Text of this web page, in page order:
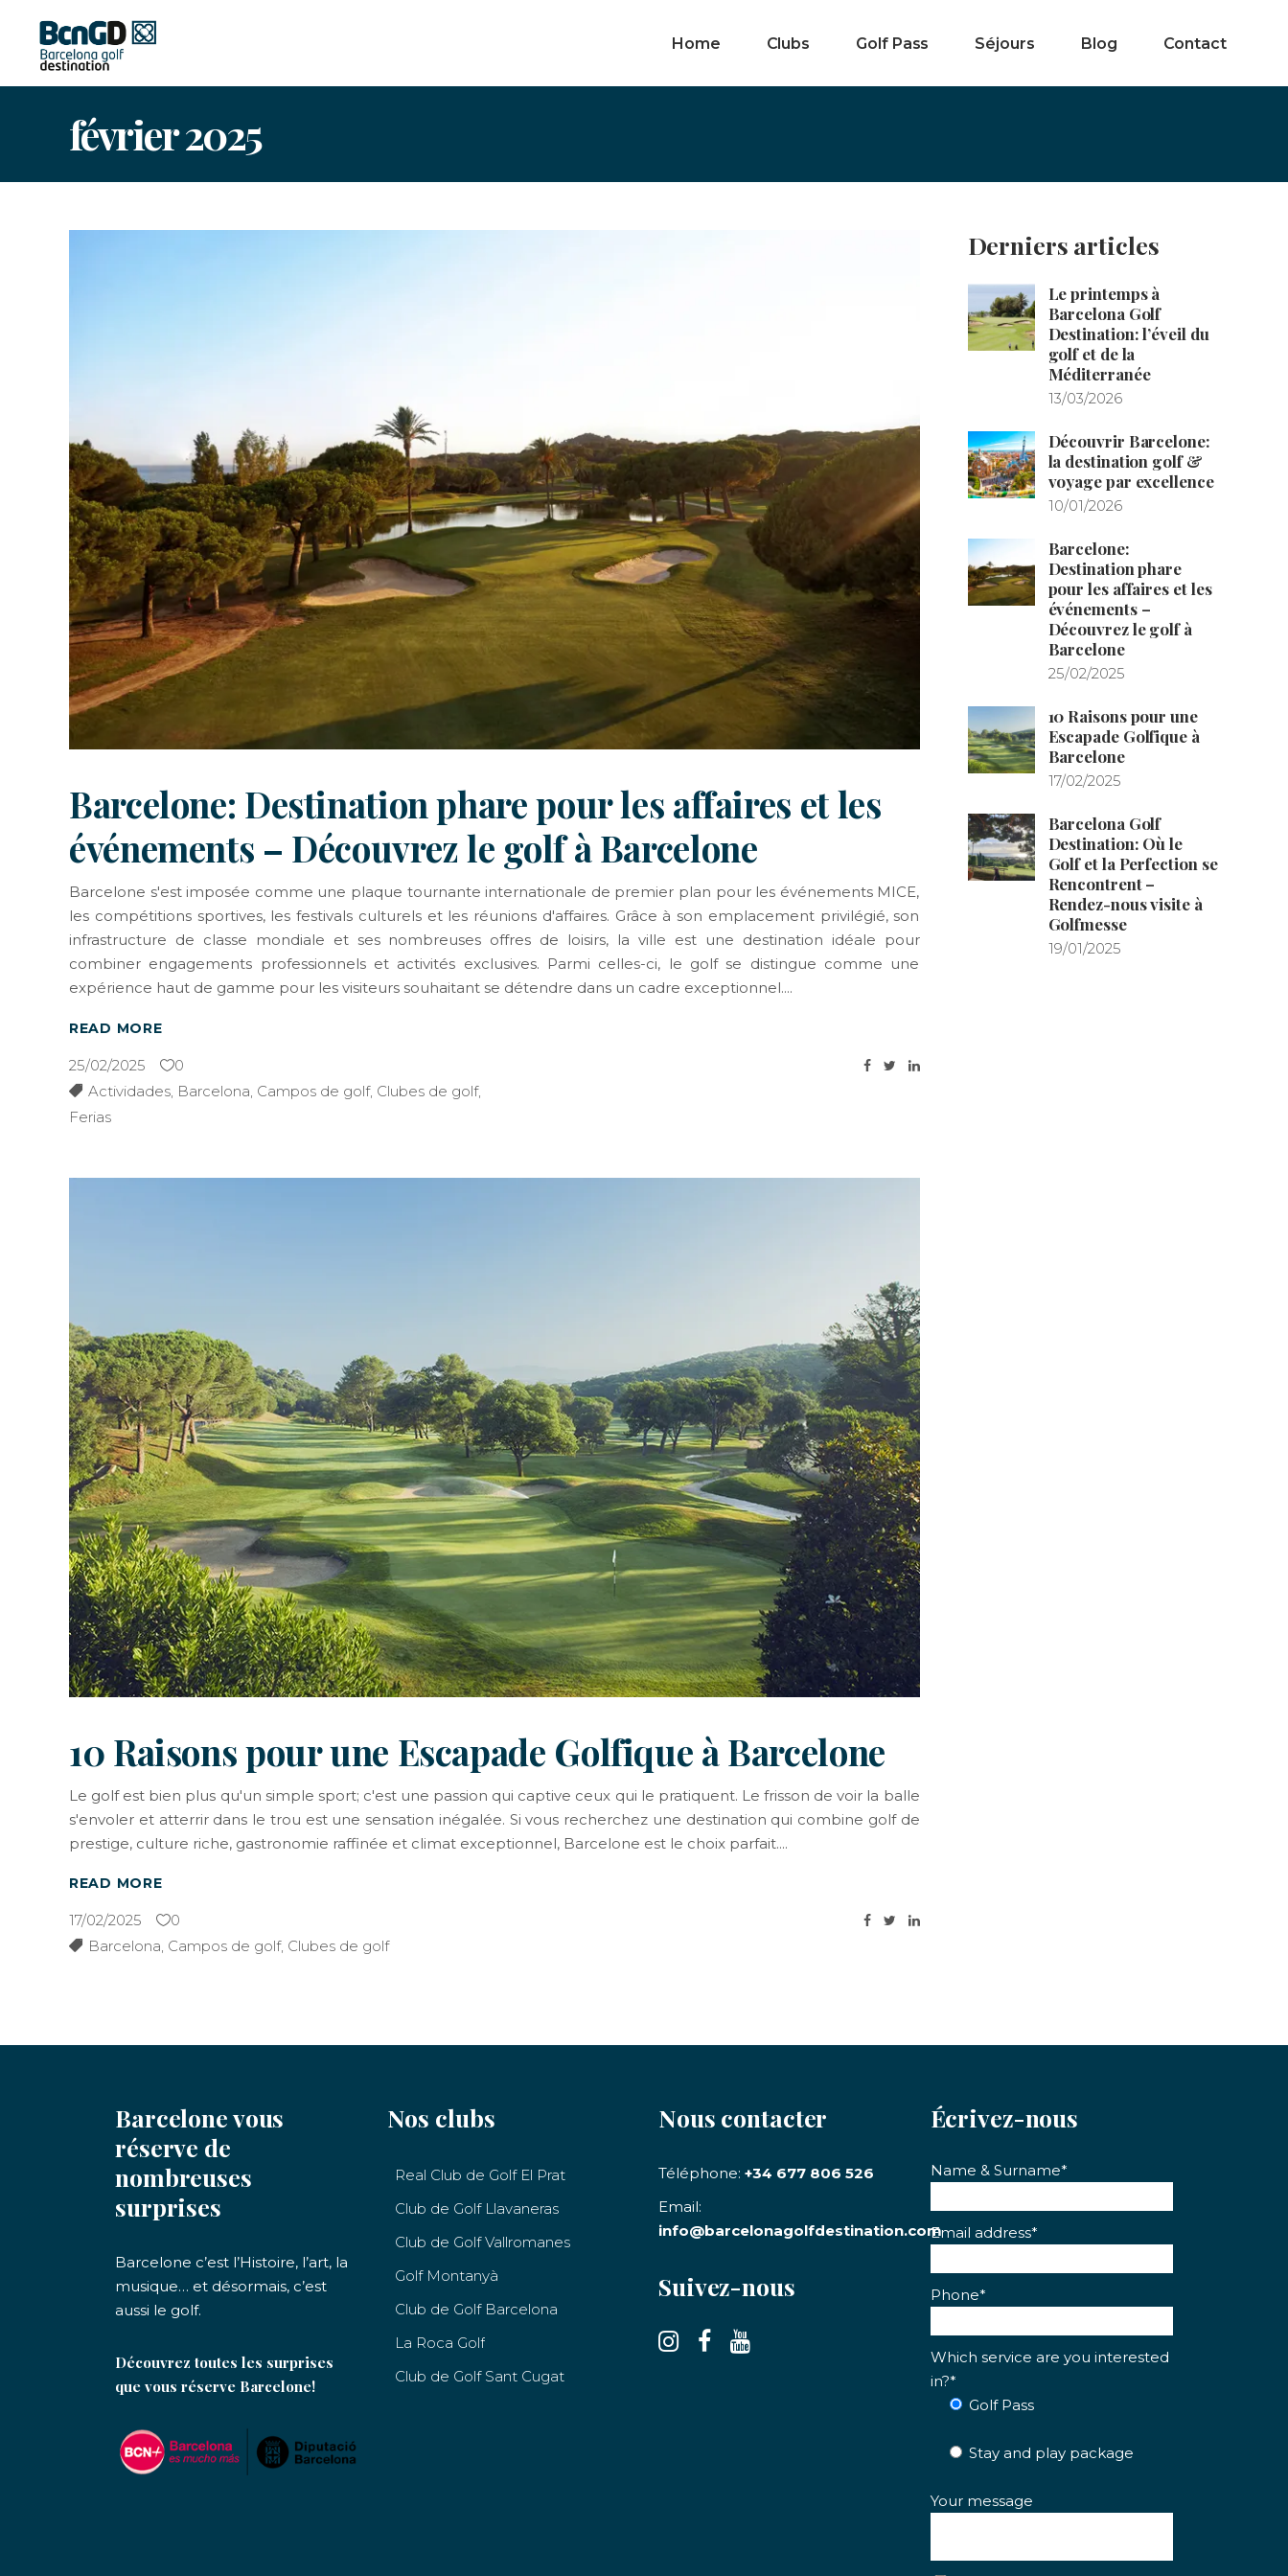
Home Clubs Golf Pass Séjours Blog Contact
février 2025
Barcelone: Destination phare pour les affaires et les
événements – Découvrez le golf à Barcelone
Barcelone s'est imposée comme une plaque tournante internationale de premier plan pour les événements MICE,
les compétitions sportives, les festivals culturels et les réunions d'affaires. Grâce à son emplacement privilégié, son
infrastructure de classe mondiale et ses nombreuses offres de loisirs, la ville est une destination idéale pour
combiner engagements professionnels et activités exclusives. Parmi celles-ci, le golf se distingue comme une
expérience haut de gamme pour les visiteurs souhaitant se détendre dans un cadre exceptionnel.
READ MORE
25/02/2025
0
Actividades Barcelona Campos de golf, Clubes de golf,
Ferias
10 Raisons pour une Escapade Golfique à Barcelone
Le golf est bien plus qu'un simple sport; c'est une passion qui captive ceux qui le pratiquent. Le frisson de voir la balle
s'envoler et atterrir dans le trou est une sensation inégalée. Si vous recherchez une destination qui combine golf de
prestige, culture riche, gastronomie raffinée et climat exceptionnel, Barcelone est le choix parfait.
READ MORE
17/02/2025
0
Barcelona, Campos de golf, Clubes de golf
Derniers articles
Le printemps à
Barcelona Golf
Destination: l’éveil du
golf et de la
Méditerranée
13/03/2026
Découvrir Barcelone:
la destination golf &
voyage par excellence
10/01/2026
Barcelone:
Destination phare
pour les affaires et les
événements –
Découvrez le golf à
Barcelone
25/02/2025
10 Raisons pour une
Escapade Golfique à
Barcelone
17/02/2025
Barcelona Golf
Destination: Où le
Golf et la Perfection se
Rencontrent –
Rendez-nous visite à
Golfmesse
19/01/2025
Barcelone vous
réserve de
nombreuses
surprises
Barcelone c’est l’Histoire, l’art, la
musique… et désormais, c’est
aussi le golf.
Découvrez toutes les surprises
que vous réserve Barcelone!
Nos clubs
Real Club de Golf El Prat
Club de Golf Llavaneras
Club de Golf Vallromanes
Golf Montanyà
Club de Golf Barcelona
La Roca Golf
Club de Golf Sant Cugat
Nous contacter
Téléphone: +34 677 806 526
Email:
info@barcelonagolfdestination.com
Suivez-nous
Écrivez-nous
Name & Surname*
Email address*
Phone*
Which service are you interested
in?*
Golf Pass
Stay and play package
Your message